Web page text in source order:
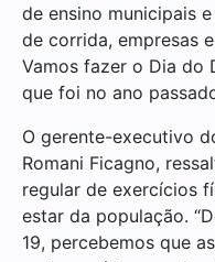
de ensino municipais
de corrida, empresas
Vamos fazer o Dia do
que foi no ano
O gerente-executivo
Romani Ficagno,
regular de exercícios
estar da população.
19, percebemos que